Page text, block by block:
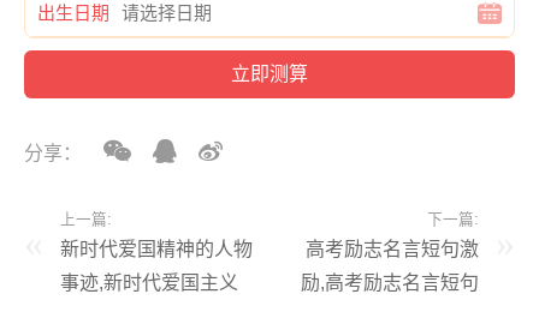
出生日期
分享：
上一篇:
新时代爱国精神的人物
事迹,新时代爱国主义
下一篇:
高考励志名言短句激
励,高考励志名言短句